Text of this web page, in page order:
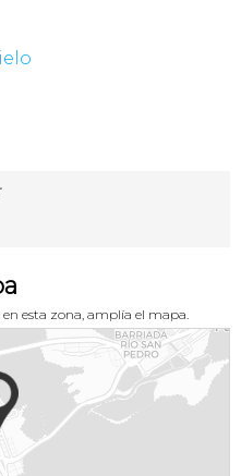
esta zona, amplía el mapa.